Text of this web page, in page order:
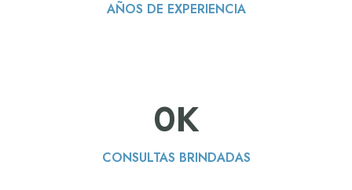
AÑOS DE EXPERIENCIA
0K
CONSULTAS BRINDADAS